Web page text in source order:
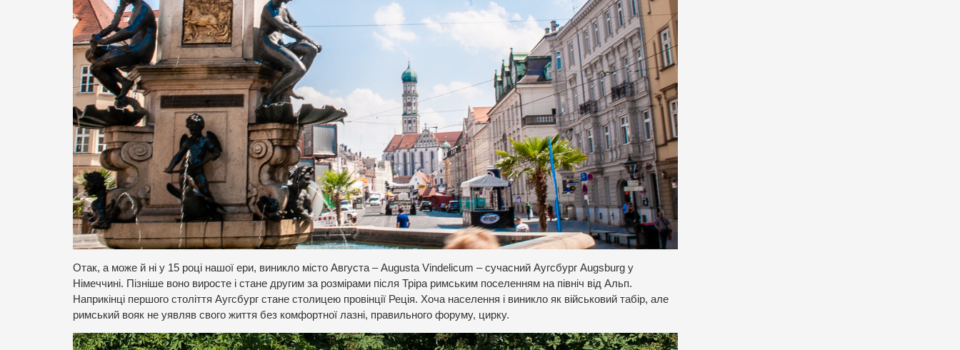
Отак, а може й ні у 15 році нашої ери, виникло місто Августа – Augusta Vindelicum – сучасний Аугсбург Augsburg у
Німеччині. Пізніше воно виросте і стане другим за розмірами після Тріра римським поселенням на північ від Альп.
Наприкінці першого століття Аугсбург стане столицею провінції Реція. Хоча населення і виникло як військовий табір, але
римський вояк не уявляв свого життя без комфортної лазні, правильного форуму, цирку.